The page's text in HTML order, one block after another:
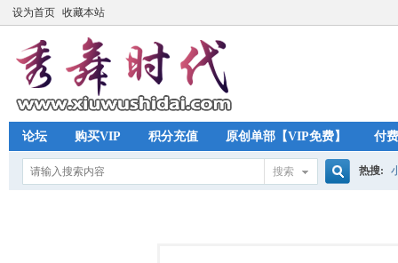
设为首页 收藏本站
论坛 购买VIP 积分充值 原创单部【VIP免费】 付
搜索 热搜: